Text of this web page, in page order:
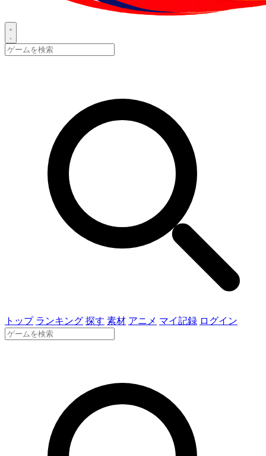
トップ ランキング 探す 素材 アニメ マイ記録 ログイン